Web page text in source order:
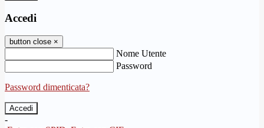
Accedi
button close ×
Nome Utente
Password
Password dimenticata?
-